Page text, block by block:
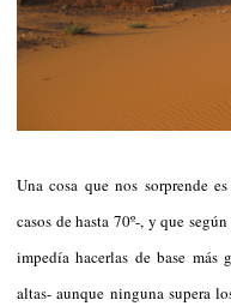
Una cosa que nos sorprende
casos de hasta 70º-, y que
impedía hacerlas de base más
altas- aunque ninguna supera